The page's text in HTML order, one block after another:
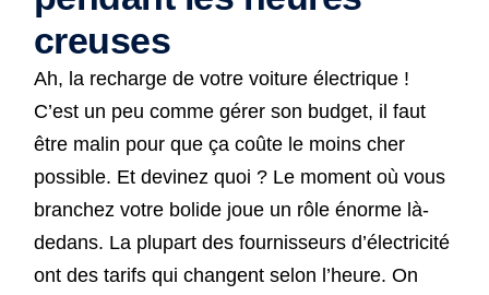
creuses
Ah, la recharge de votre voiture électrique !
C’est un peu comme gérer son budget, il faut
être malin pour que ça coûte le moins cher
possible. Et devinez quoi ? Le moment où vous
branchez votre bolide joue un rôle énorme là-
dedans. La plupart des fournisseurs d’électricité
ont des tarifs qui changent selon l’heure. On